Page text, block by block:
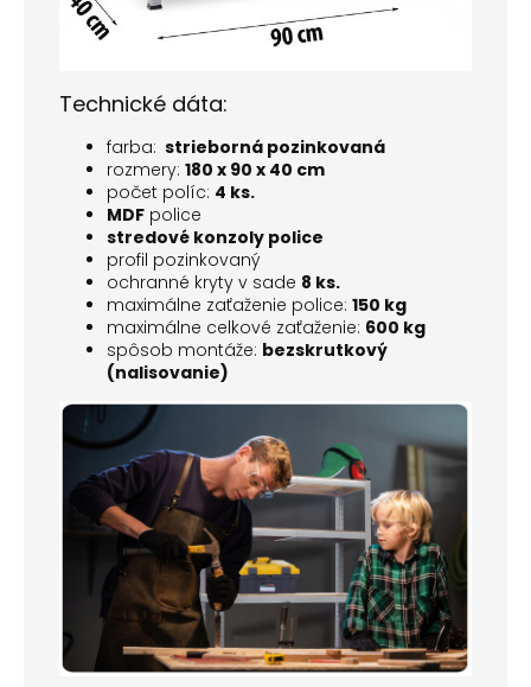
Technické dáta:
farba: strieborná pozinkovaná
rozmery: 180 x 90 x 40 cm
počet políc: 4 ks.
MDF police
stredové konzoly police
profil pozinkovaný
ochranné kryty v sade 8 ks.
maximálne zaťaženie police: 150 kg
maximálne celkové zaťaženie: 600 kg
spôsob montáže: bezskrutkový
(nalisovanie)